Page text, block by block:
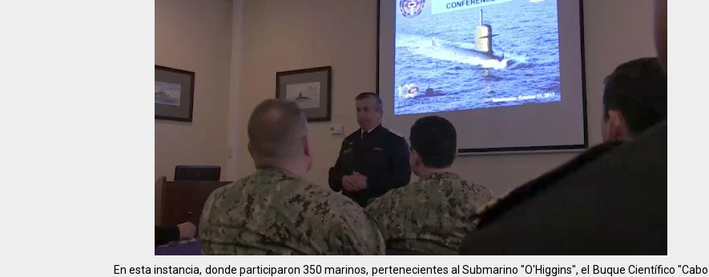
En esta instancia, donde participaron 350 marinos, pertenecientes al Submarino "O'Higgins", el Buque Científico "Cabo